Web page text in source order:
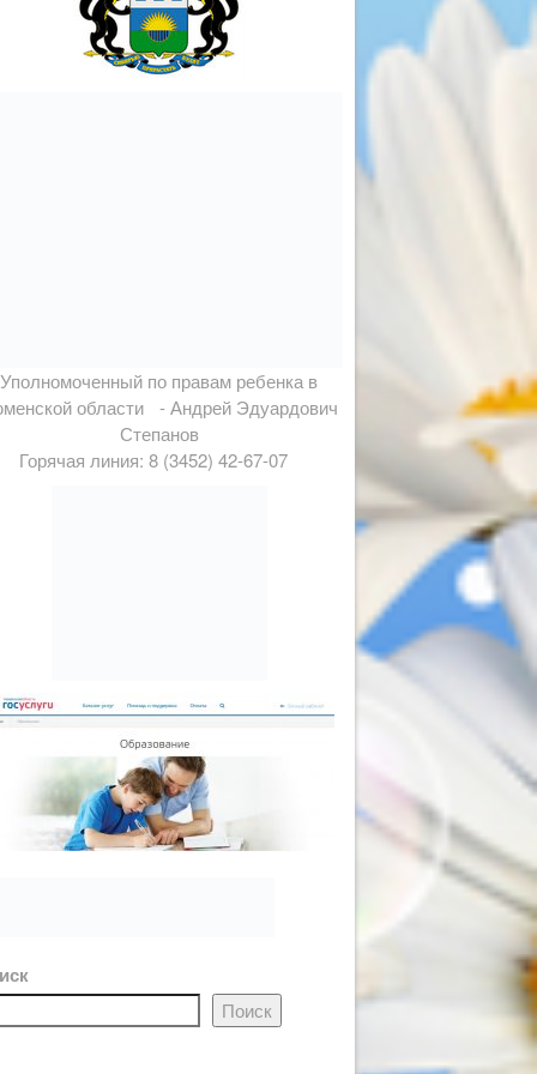
Уполномоченный по правам ребенка в
области - Андрей Эдуардович
Степанов
Горячая линия: 8 (3452) 42-67-07
Поиск